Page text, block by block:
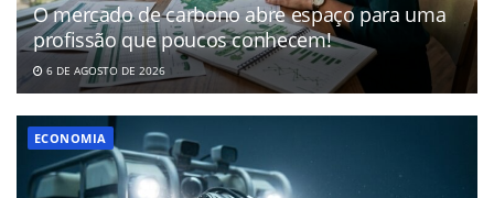
O mercado de carbono abre espaço para uma
profissão que poucos conhecem!
6 DE AGOSTO DE 2026
ECONOMIA